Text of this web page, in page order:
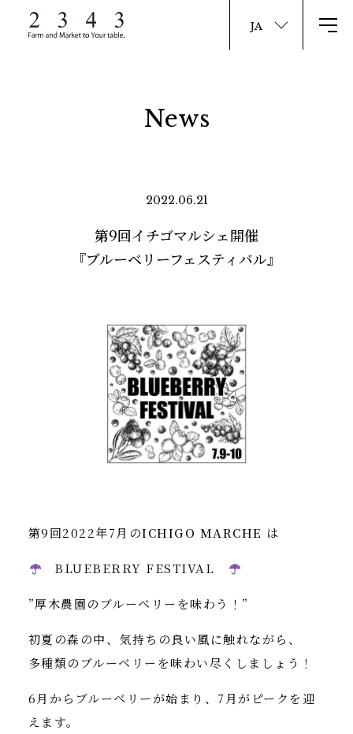
News
2022.06.21
第9回イチゴマルシェ開催
『ブルーベリーフェスティバル』
第9回2022年7月のICHIGO MARCHE は
BLUEBERRY FESTIVAL
”厚木農園のブルーベリーを味わう！”
初夏の森の中、気持ちの良い風に触れながら、
多種類のブルーベリーを味わい尽くしましょう！
6月からブルーベリーが始まり、7月がピークを迎
えます。